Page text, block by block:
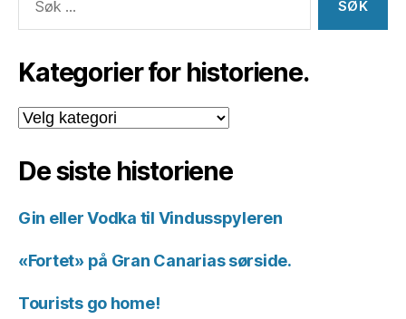
etter:
Kategorier for historiene.
Kategorier
for
De siste historiene
Gin eller Vodka til Vindusspyleren
«Fortet» på Gran Canarias sørside.
Tourists go home!